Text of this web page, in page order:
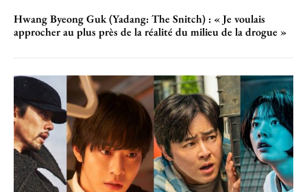
Hwang Byeong Guk (Yadang: The Snitch) : « Je voulais
approcher au plus près de la réalité du milieu de la drogue »